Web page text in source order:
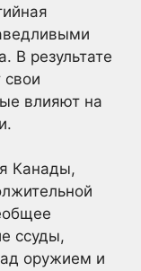
В результате
свои
влияют на
Канады,
ссуды,
оружием и